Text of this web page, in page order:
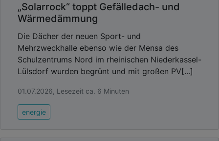
„Solarrock“ toppt Gefälledach- und
Wärmedämmung
Die Dächer der neuen Sport- und
Mehrzweckhalle ebenso wie der Mensa des
Schulzentrums Nord im rheinischen Niederkassel-
Lülsdorf wurden begrünt und mit großen PV[...]
01.07.2026, Lesezeit ca. 6 Minuten
energie